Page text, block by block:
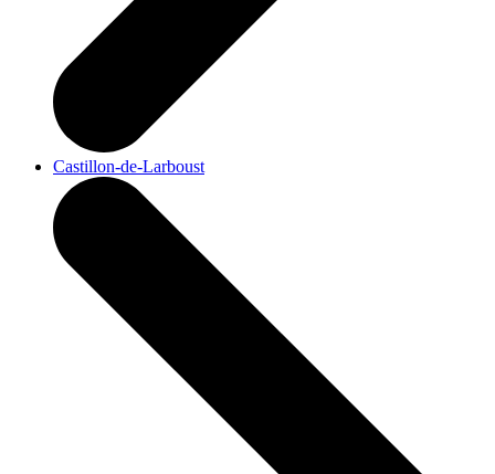
Castillon-de-Larboust